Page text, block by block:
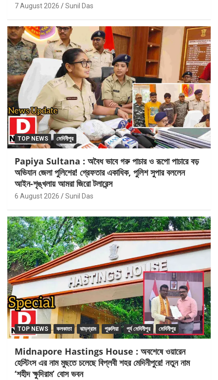
7 August 2026 Sunil Das
TOP NEWS মেদিনীপুর
Papiya Sultana : অবৈধ ভাবে গরু পাচার ও রূপো পাচারে বড়
অভিযান জেলা পুলিশের! গ্রেফতার একাধিক, পুলিশ সুপার বললেন
আইন-শৃঙ্খলায় আমরা জিরো টলারেন্স
6 August 2026 Sunil Das
TOP NEWS কলকাতা ঝাড়গ্রাম পুরুলিয়া পূর্ব মেদিনীপুর মেদিনীপুর
Midnapore Hastings House : অবশেষে ওয়ারেন
হেস্টিংস এর নাম মুছতে চলেছে বিপ্লবী শহর মেদিনীপুরে! নতুন নাম
‘শহীদ ক্ষুদিরাম’ বোস ভবন